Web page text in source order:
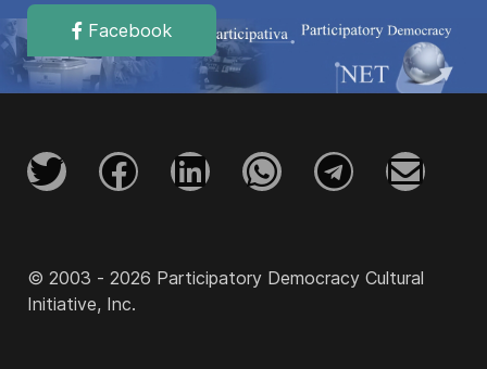
Facebook
© 2003 - 2026 Participatory Democracy Cultural
Initiative, Inc.